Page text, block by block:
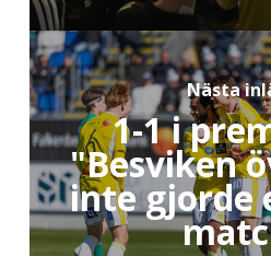
Nästa
1-1 i
"Besviken
inte gjorde